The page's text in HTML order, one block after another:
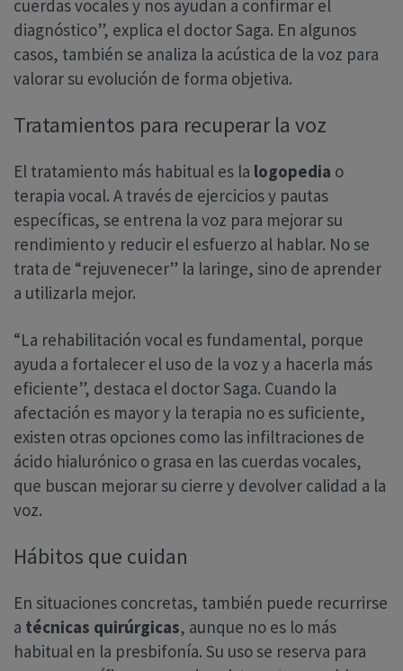
cuerdas vocales y nos ayudan a confirmar el
diagnóstico”, explica el doctor Saga. En algunos
casos, también se analiza la acústica de la voz para
valorar su evolución de forma objetiva.
Tratamientos para recuperar la voz
El tratamiento más habitual es la logopedia o
terapia vocal. A través de ejercicios y pautas
específicas, se entrena la voz para mejorar su
rendimiento y reducir el esfuerzo al hablar. No se
trata de “rejuvenecer” la laringe, sino de aprender
a utilizarla mejor.
“La rehabilitación vocal es fundamental, porque
ayuda a fortalecer el uso de la voz y a hacerla más
eficiente”, destaca el doctor Saga. Cuando la
afectación es mayor y la terapia no es suficiente,
existen otras opciones como las infiltraciones de
ácido hialurónico o grasa en las cuerdas vocales,
que buscan mejorar su cierre y devolver calidad a la
voz.
Hábitos que cuidan
En situaciones concretas, también puede recurrirse
a técnicas quirúrgicas, aunque no es lo más
habitual en la presbifonía. Su uso se reserva para